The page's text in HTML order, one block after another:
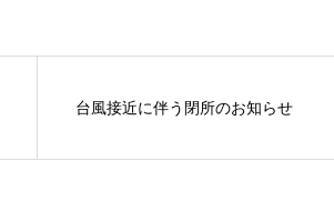
台風接近に伴う閉所のお知らせ